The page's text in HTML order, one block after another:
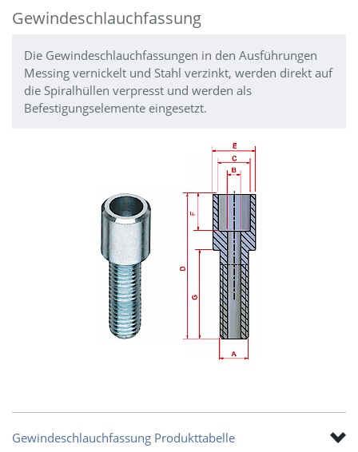
Gewindeschlauchfassung
Die Gewindeschlauchfassungen in den Ausführungen
Messing vernickelt und Stahl verzinkt, werden direkt auf
die Spiralhüllen verpresst und werden als
Befestigungselemente eingesetzt.
Gewindeschlauchfassung Produkttabelle